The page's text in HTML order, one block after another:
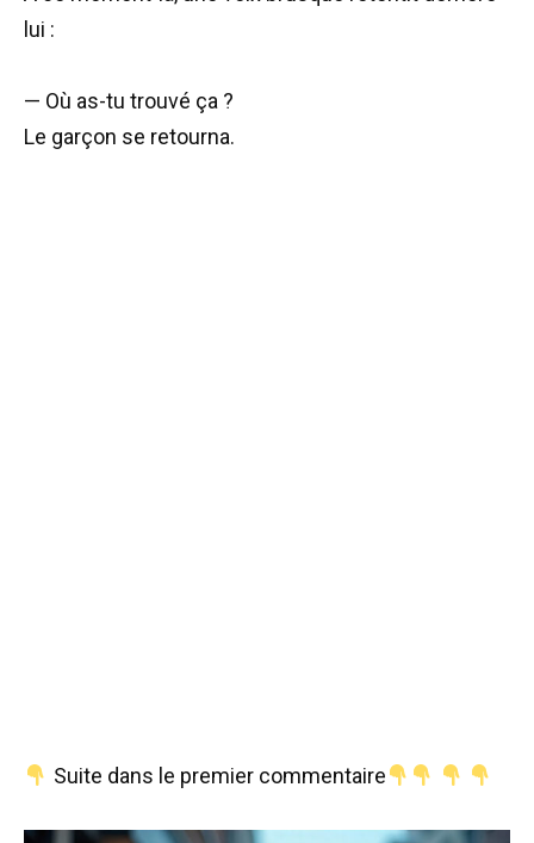
lui :
— Où as-tu trouvé ça ?
Le garçon se retourna.
Suite dans le premier commentaire